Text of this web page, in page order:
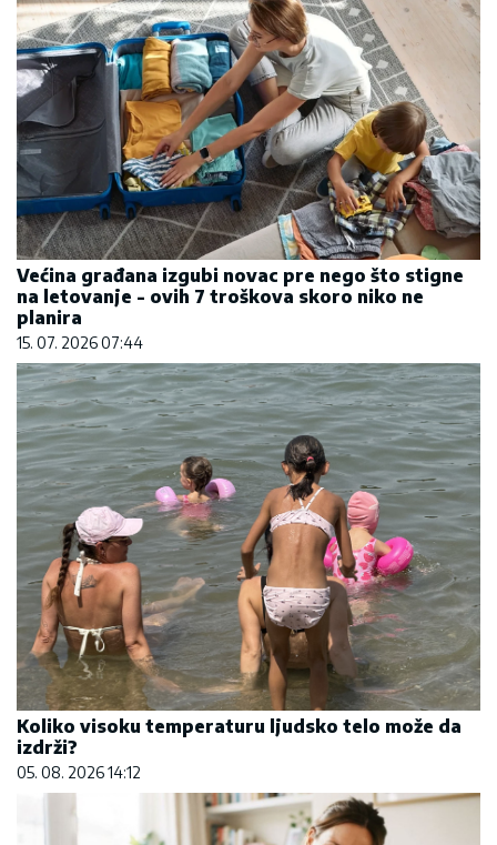
Većina građana izgubi novac pre nego što stigne
na letovanje - ovih 7 troškova skoro niko ne
planira
15. 07. 2026 07:44
Koliko visoku temperaturu ljudsko telo može da
izdrži?
05. 08. 2026 14:12